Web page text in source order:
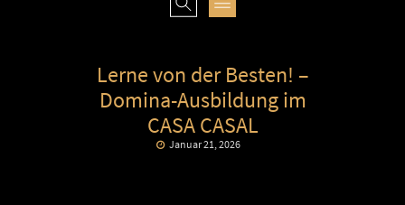
Lerne von der Besten! –
Domina-Ausbildung im
CASA CASAL
Januar 21, 2026